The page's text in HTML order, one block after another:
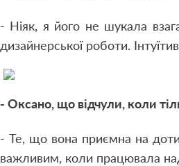
- Ніяк, я його не шукала
дизайнерської роботи.
- Оксано, що відчули, коли
- Те, що вона приємна на
важливим, коли працювала